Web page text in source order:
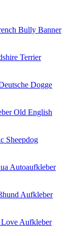
Bully Banner
Terrier
Dogge
Old English
Sheepdog
Autoaufkleber
Aufkleber
Love Aufkleber